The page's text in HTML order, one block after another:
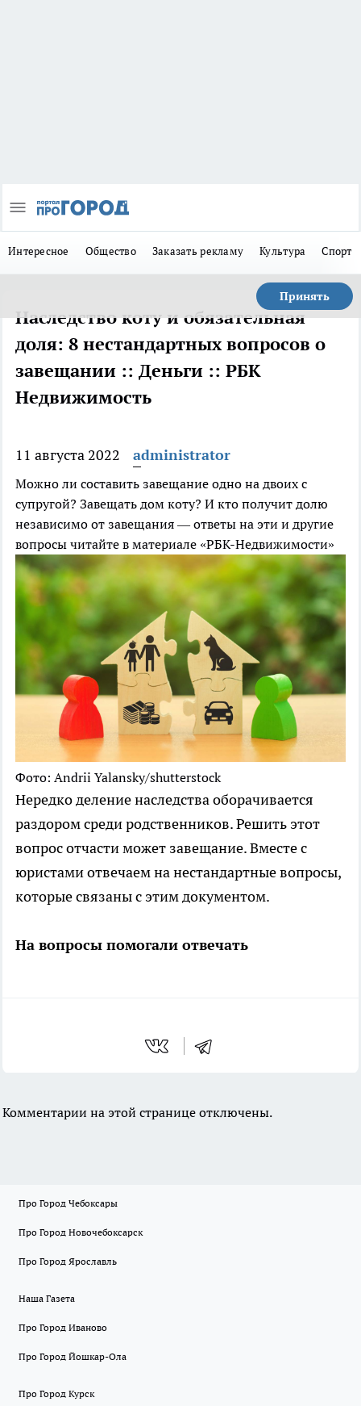
Интересное Общество Заказать рекламу Культура Спорт
Принять
Наследство коту и обязательная
доля: 8 нестандартных вопросов о
завещании :: Деньги :: РБК
Недвижимость
11 августа 2022 administrator
Можно ли составить завещание одно на двоих с
супругой? Завещать дом коту? И кто получит долю
независимо от завещания — ответы на эти и другие
вопросы читайте в материале «РБК-Недвижимости»
Фото: Andrii Yalansky/shutterstock
Нередко деление наследства оборачивается
раздором среди родственников. Решить этот
вопрос отчасти может завещание. Вместе с
юристами отвечаем на нестандартные вопросы,
которые связаны с этим документом.
На вопросы помогали отвечать
Комментарии на этой странице отключены.
Про Город Чебоксары
Про Город Новочебоксарск
Про Город Ярославль
Наша Газета
Про Город Иваново
Про Город Йошкар-Ола
Про Город Курск